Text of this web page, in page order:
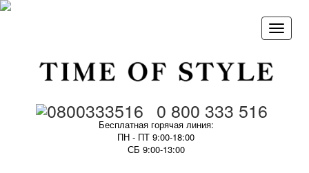
0 800 333 516
Бесплатная горячая линия:
ПН - ПТ 9:00-18:00
СБ 9:00-13:00